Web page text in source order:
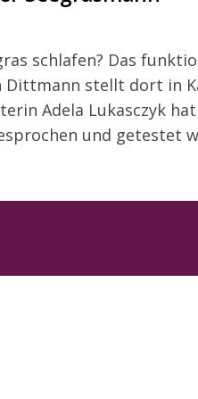
schlafen? Das
stellt dort in
Adela Lukasczyk
und getestet